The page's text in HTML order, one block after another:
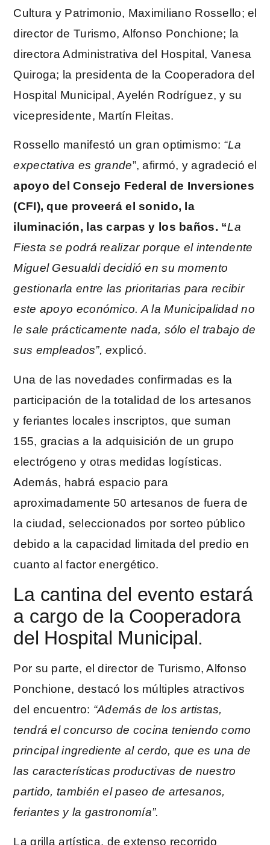
Cultura y Patrimonio, Maximiliano Rossello; el
director de Turismo, Alfonso Ponchione; la
directora Administrativa del Hospital, Vanesa
Quiroga; la presidenta de la Cooperadora del
Hospital Municipal, Ayelén Rodríguez, y su
vicepresidente, Martín Fleitas.
Rossello manifestó un gran optimismo: “La
expectativa es grande”, afirmó, y agradeció el
apoyo del Consejo Federal de Inversiones
(CFI), que proveerá el sonido, la
iluminación, las carpas y los baños. “La
Fiesta se podrá realizar porque el intendente
Miguel Gesualdi decidió en su momento
gestionarla entre las prioritarias para recibir
este apoyo económico. A la Municipalidad no
le sale prácticamente nada, sólo el trabajo de
sus empleados”, explicó.
Una de las novedades confirmadas es la
participación de la totalidad de los artesanos
y feriantes locales inscriptos, que suman
155, gracias a la adquisición de un grupo
electrógeno y otras medidas logísticas.
Además, habrá espacio para
aproximadamente 50 artesanos de fuera de
la ciudad, seleccionados por sorteo público
debido a la capacidad limitada del predio en
cuanto al factor energético.
La cantina del evento estará
a cargo de la Cooperadora
del Hospital Municipal.
Por su parte, el director de Turismo, Alfonso
Ponchione, destacó los múltiples atractivos
del encuentro: “Además de los artistas,
tendrá el concurso de cocina teniendo como
principal ingrediente al cerdo, que es una de
las características productivas de nuestro
partido, también el paseo de artesanos,
feriantes y la gastronomía”.
La grilla artística, de extenso recorrido